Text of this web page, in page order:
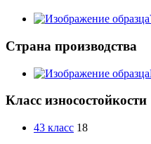
Страна производства
Класс износостойкости
43 класс 18